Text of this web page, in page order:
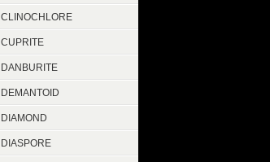
CLINOCHLORE
CUPRITE
DANBURITE
DEMANTOID
DIAMOND
DIASPORE